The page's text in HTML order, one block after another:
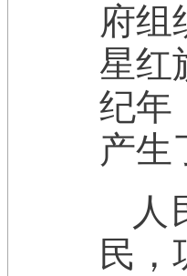
府组
星红
纪年
产生
人
民，